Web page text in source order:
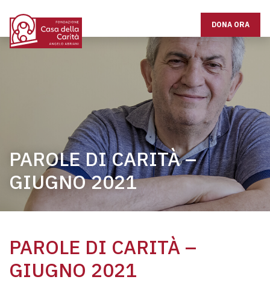
DONA ORA
PAROLE DI CARITÀ –
GIUGNO 2021
PAROLE DI CARITÀ –
GIUGNO 2021